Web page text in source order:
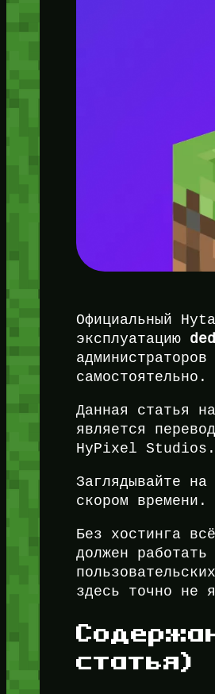
Официальный
эксплуатацию
самостоятельно.
Данная статья
является
HyPixel Studios.
Заглядывайте на
скором времени.
Без хостинга
должен
здесь точно не
статья)